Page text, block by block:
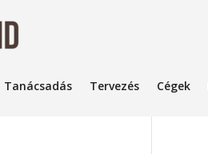
Tanácsadás Tervezés Cégek